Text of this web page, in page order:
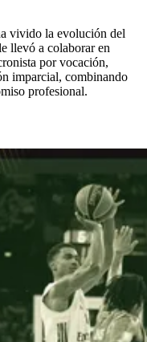
vivido la evolución del
llevó a colaborar en
por vocación,
imparcial, combinando
profesional.